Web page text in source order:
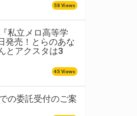
58 Views
私立メロ高等学
発売！とらのあな
とアクスタは3
45 Views
の委託受付のご案